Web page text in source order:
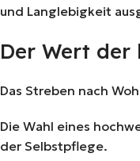
und Langlebigkeit
Der Wert der
Das Streben nach
Die Wahl eines
der Selbstpflege.